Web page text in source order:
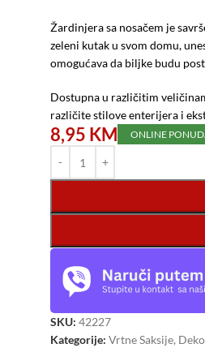
Žardinjera sa nosačem je
zeleni kutak u svom domu,
omogućava da biljke budu
Dostupna u različitim
različite stilove enterijera i
8,95 KM ONLINE
SKU: 42227
Kategorije: Vrtne Saksije,